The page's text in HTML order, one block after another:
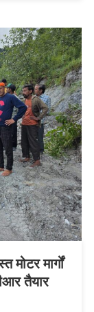
निर्देश
मोटर मार्गों
तैयार